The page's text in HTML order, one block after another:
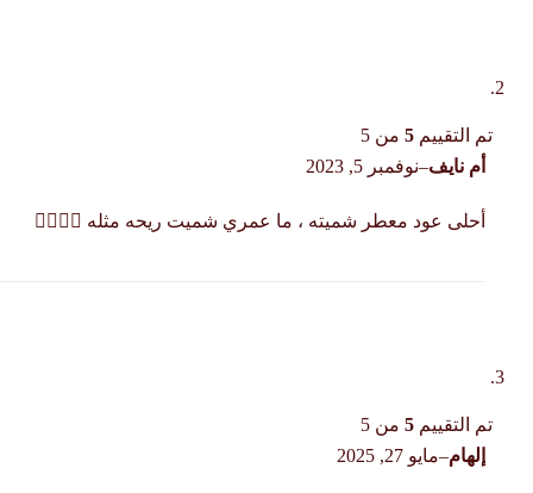
تم التقييم 5من 5
أم نايف–نوفمبر 5, 2023
أحلى عود معطر شميته ، ما عمري شميت ريحه مثله 👌🏻👌🏻
تم التقييم 5من 5
إلهام–مايو 27, 2025